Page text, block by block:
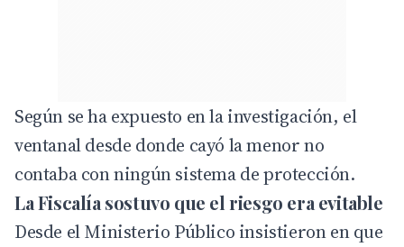
Según se ha expuesto en la investigación, el
ventanal desde donde cayó la menor no
contaba con ningún sistema de protección.
La Fiscalía sostuvo que el riesgo era evitable
Desde el Ministerio Público insistieron en que